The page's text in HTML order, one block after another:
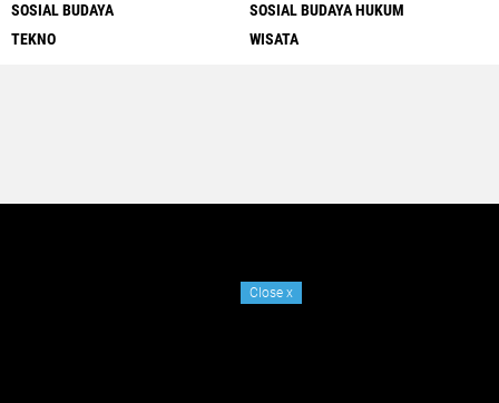
SOSIAL BUDAYA
SOSIAL BUDAYA HUKUM
TEKNO
WISATA
Close x